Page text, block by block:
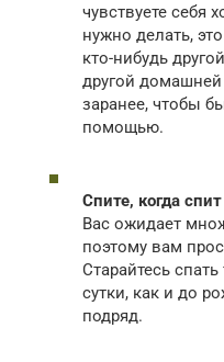
чувствуете себя
нужно делать,
кто-нибудь
другой домашней
заранее, чтобы
помощью.
Спите, когда
Вас ожидает
поэтому вам
Старайтесь
сутки, как и до
подряд.